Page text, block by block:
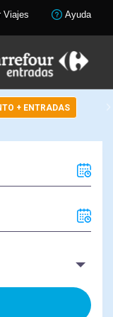
Viajes Ayuda
+ ENTRADAS